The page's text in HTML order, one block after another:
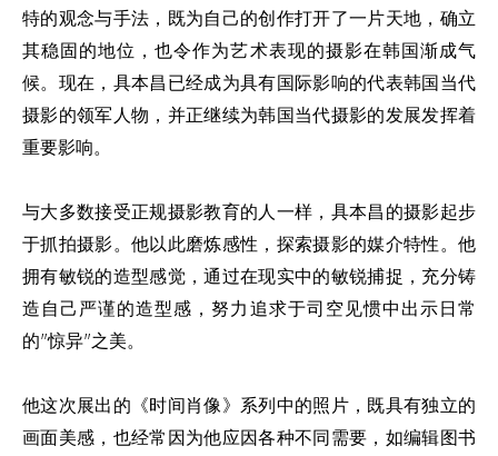
特的观念与手法，既为自己的创作打开了一片天地，确立
其稳固的地位，也令作为艺术表现的摄影在韩国渐成气
候。现在，具本昌已经成为具有国际影响的代表韩国当代
摄影的领军人物，并正继续为韩国当代摄影的发展发挥着
重要影响。
与大多数接受正规摄影教育的人一样，具本昌的摄影起步
于抓拍摄影。他以此磨炼感性，探索摄影的媒介特性。他
拥有敏锐的造型感觉，通过在现实中的敏锐捕捉，充分铸
造自己严谨的造型感，努力追求于司空见惯中出示日常
的"惊异"之美。
他这次展出的《时间肖像》系列中的照片，既具有独立的
画面美感，也经常因为他应因各种不同需要，如编辑图书